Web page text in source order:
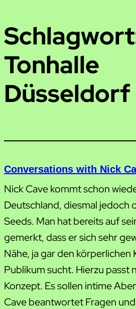
Tonhalle
Düsseldorf
Conversations with Nick
Nick Cave kommt schon
Deutschland, diesmal jedoch
Seeds. Man hat bereits auf
gemerkt, dass er sich sehr
Nähe, ja gar den körperlichen
Publikum sucht. Hierzu passt
Konzept. Es sollen intime
Cave beantwortet Fragen